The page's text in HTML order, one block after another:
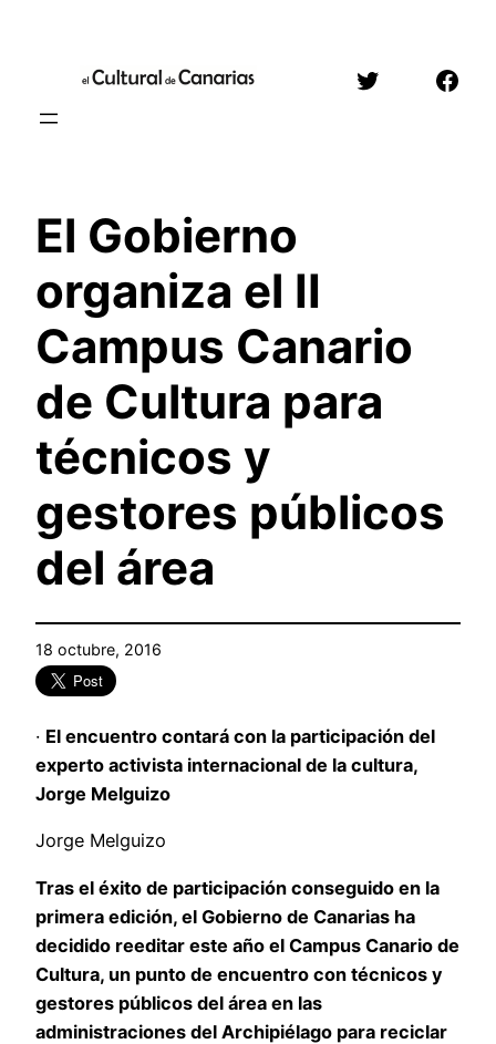
contenido
Twitter
El Gobierno
organiza el II
Campus Canario
de Cultura para
técnicos y
gestores públicos
del área
18 octubre, 2016
· El encuentro contará con la participación del
experto activista internacional de la cultura,
Jorge Melguizo
Jorge Melguizo
Tras el éxito de participación conseguido en la
primera edición, el Gobierno de Canarias ha
decidido reeditar este año el Campus Canario de
Cultura, un punto de encuentro con técnicos y
gestores públicos del área en las
administraciones del Archipiélago para reciclar